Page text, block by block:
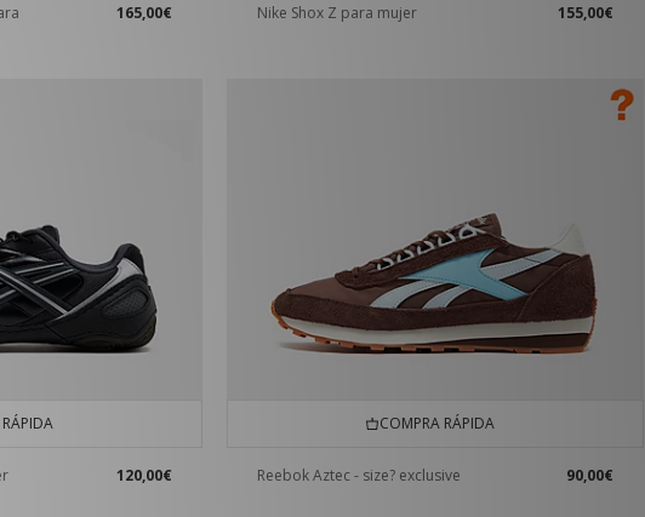
165,00€ Nike Shox Z para mujer 155,00€
120,00€
COMPRA RÁPIDA
Reebok Aztec - size? exclusive 90,00€